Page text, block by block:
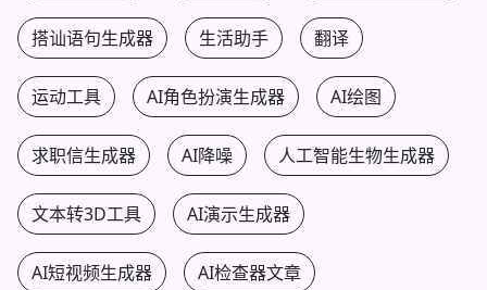
搭讪语句生成器 生活助手 翻译
运动工具 AI角色扮演生成器 AI绘图
求职信生成器 AI降噪 人工智能生物生成器
文本转3D工具 AI演示生成器
AI短视频生成器 AI检查器文章